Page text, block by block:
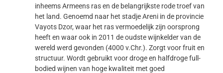
inheems Armeens ras en de belangrijkste rode troef van
het land. Genoemd naar het stadje Areni in de provincie
Vayots Dzor, waar het ras vermoedelijk zijn oorsprong
heeft en waar ook in 2011 de oudste wijnkelder van de
wereld werd gevonden (4000 v.Chr.). Zorgt voor fruit en
structuur. Wordt gebruikt voor droge en halfdroge full-
bodied wijnen van hoge kwaliteit met goed